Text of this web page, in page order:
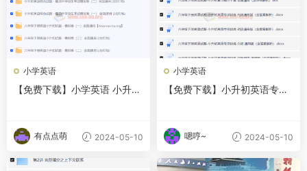
小学英语
【免费下载】小学英语 小升初
有点点萌 2024-05-10
小学英语
【免费下载】小升初英语专项
嗯哼~ 2024-05-10